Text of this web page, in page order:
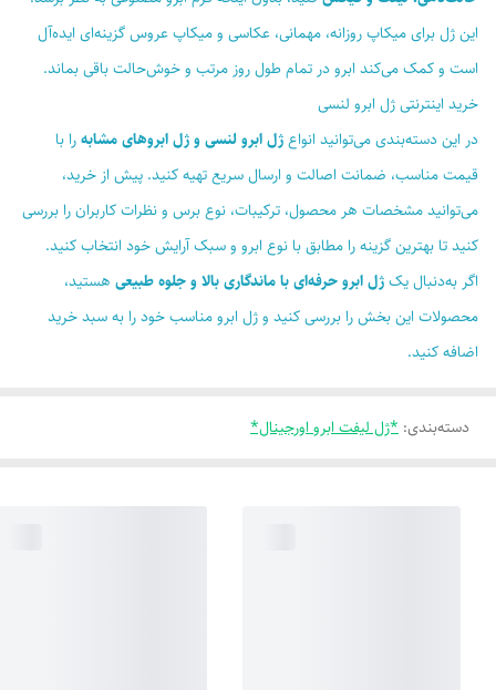
این ژل برای میکاپ روزانه، مهمانی، عکاسی و میکاپ عروس گزینه‌ای ایده‌آل
است و کمک می‌کند ابرو در تمام طول روز مرتب و خوش‌حالت باقی بماند.
خرید اینترنتی ژل ابرو لنسی
در این دسته‌بندی می‌توانید انواعژل ابرو لنسی و ژل ابروهای مشابهرا با
قیمت مناسب، ضمانت اصالت و ارسال سریع تهیه کنید. پیش از خرید،
می‌توانید مشخصات هر محصول، ترکیبات، نوع برس و نظرات کاربران را بررسی
کنید تا بهترین گزینه را مطابق با نوع ابرو و سبک آرایش خود انتخاب کنید.
اگر به‌دنبال یکژل ابرو حرفه‌ای با ماندگاری بالا و جلوه طبیعی هستید،
محصولات این بخش را بررسی کنید و ژل ابرو مناسب خود را به سبد خرید
اضافه کنید.
دسته‌بندی: *ژل لیفت ابرو اورجینال*